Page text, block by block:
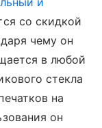
со скидкой
чему он
в любой
стекла
на
он